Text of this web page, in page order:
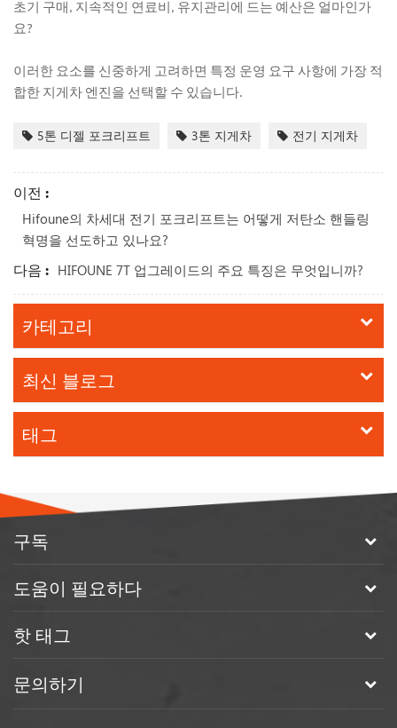
초기 구매, 지속적인 연료비, 유지관리에 드는 예산은 얼마인가
요?
이러한 요소를 신중하게 고려하면 특정 운영 요구 사항에 가장 적
합한 지게차 엔진을 선택할 수 있습니다.
5톤 디젤 포크리프트 3톤 지게차 전기 지게차
이전 :
Hifoune의 차세대 전기 포크리프트는 어떻게 저탄소 핸들링
혁명을 선도하고 있나요?
다음 : HIFOUNE 7T 업그레이드의 주요 특징은 무엇입니까?
카테고리
최신 블로그
태그
구독
도움이 필요하다
핫 태그
문의하기